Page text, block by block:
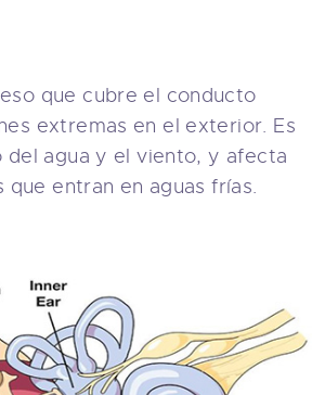
que cubre el conducto
extremas en el exterior. Es
agua y el viento, y afecta
entran en aguas frías.